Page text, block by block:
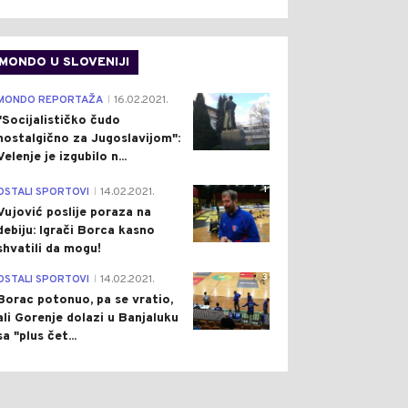
Pre 59 min
SNIMCI
U DELIBLATSKOJ
(VIDEO)
REGION Pre 2 h
PEŠČARU: CIJELO SELO
EVAKUISANO
MONDO U SLOVENIJI
4
REPORTAŽA 16.02.2021.
čudo
za Jugoslavijom":
je izgubilo n...
1
SPORTOVI 14.02.2021.
poslije poraza na
Igrači Borca kasno
da mogu!
3
SPORTOVI 14.02.2021.
potonuo, pa se vratio,
Gorenje dolazi u Banjaluku
"plus čet...